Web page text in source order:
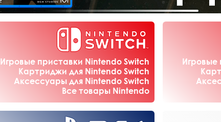
Игровые приставки Nintendo Switch
Картриджи для Nintendo Switch
Аксессуары для Nintendo Switch
Все товары Nintendo
Игровые